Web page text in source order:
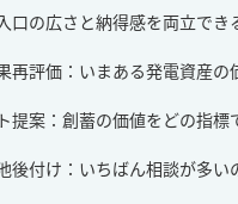
口の広さと納得感を両立でき
再評価：いまある発電資産の
提案：創蓄の価値をどの指標
後付け：いちばん相談が多